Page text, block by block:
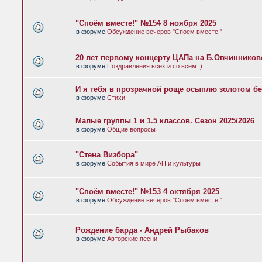
"Споём вместе!" №154 8 ноября 2025
в форуме Обсуждение вечеров "Споем вместе!"
20 лет первому концерту ЦАПа на
в форуме Поздравления всех и со всем :)
И я тебя в прозрачной роще осыплю золотом
в форуме Стихи
Малые группы 1 и 1.5 классов. Сезон 2025/2026
в форуме Общие вопросы
"Стена Визбора"
в форуме События в мире АП и культуры
"Споём вместе!" №153 4 октября 2025
в форуме Обсуждение вечеров "Споем вместе!"
Рождение барда - Андрей Рыбаков
в форуме Авторские песни